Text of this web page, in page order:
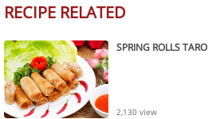
RECIPE RELATED
SPRING ROLLS TARO
2,130 view